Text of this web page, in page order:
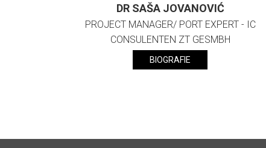
DR SAŠA JOVANOVIĆ
PROJECT MANAGER/ PORT EXPERT - IC
CONSULENTEN ZT GESMBH
BIOGRAFIE